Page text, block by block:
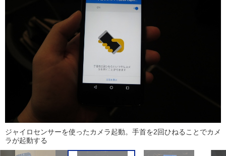
ジャイロセンサーを使ったカメラ起動。手首を2回ひねることでカメ
ラが起動する